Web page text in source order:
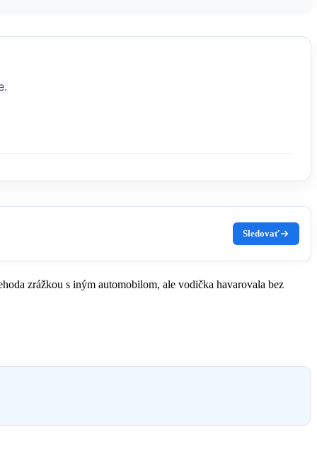
Sledovať
zrážkou s iným automobilom, ale vodička havarovala bez